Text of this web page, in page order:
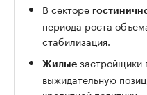
В секторе
периода роста
стабилизация.
Жилые застройщики
выжидательную